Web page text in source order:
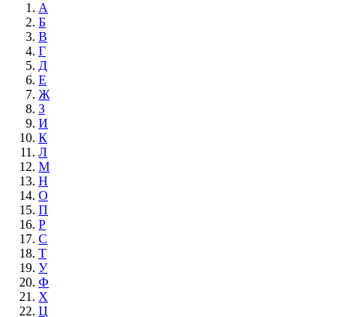
А
Б
В
Г
Д
Е
Ж
З
И
К
Л
М
Н
О
П
Р
С
Т
У
Ф
Х
Ц